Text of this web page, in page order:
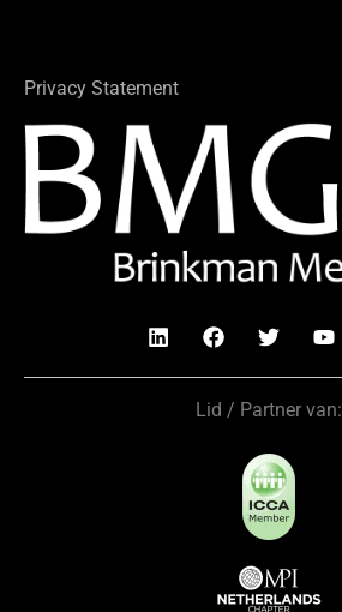
Privacy Statement
Lid / Partner van: